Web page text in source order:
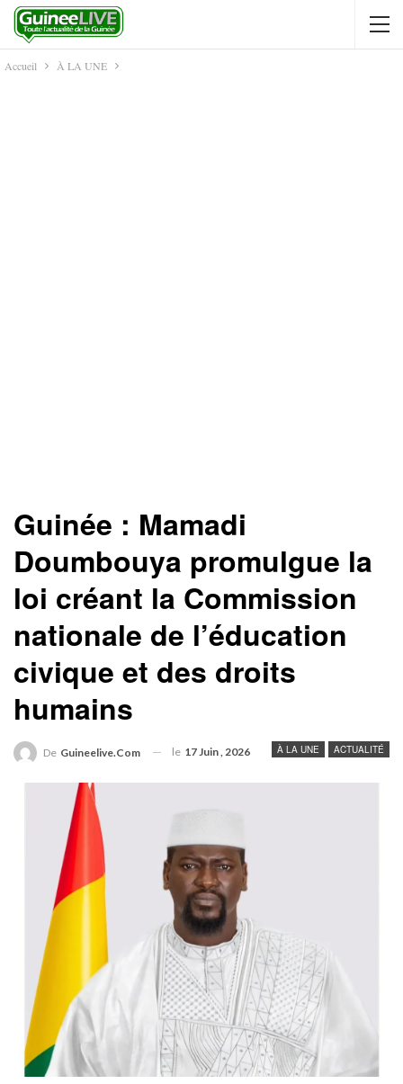
Accueil À LA UNE
Guinée : Mamadi
Doumbouya promulgue la
loi créant la Commission
nationale de l’éducation
civique et des droits
humains
À LA UNE ACTUALITÉ
De Guineelive.com le 17 Juin , 2026